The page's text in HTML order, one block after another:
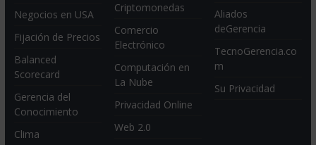
Negocios en USA
Fijación de Precios
Balanced
Scorecard
Gerencia del
Conocimiento
Clima
Criptomonedas
Comercio
Electrónico
Computación en
La Nube
Privacidad Online
Web 2.0
Aliados
deGerencia
TecnoGerencia.co
m
Su Privacidad